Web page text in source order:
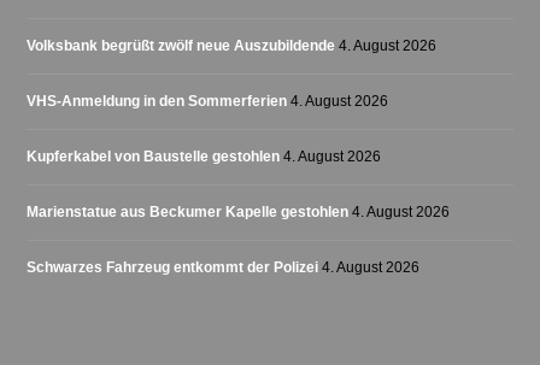
Volksbank begrüßt zwölf neue Auszubildende 4. August 2026
VHS-Anmeldung in den Sommerferien 4. August 2026
Kupferkabel von Baustelle gestohlen 4. August 2026
Marienstatue aus Beckumer Kapelle gestohlen 4. August 2026
Schwarzes Fahrzeug entkommt der Polizei 4. August 2026